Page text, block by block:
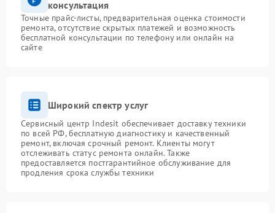
консультация
Точные прайс-листы, предварительная оценка стоимости
ремонта, отсутствие скрытых платежей и возможность
бесплатной консультации по телефону или онлайн на
сайте
Широкий спектр услуг
Сервисный центр Indesit обеспечивает доставку техники
по всей РФ, бесплатную диагностику и качественный
ремонт, включая срочный ремонт. Клиенты могут
отслеживать статус ремонта онлайн. Также
предоставляется постгарантийное обслуживание для
продления срока службы техники